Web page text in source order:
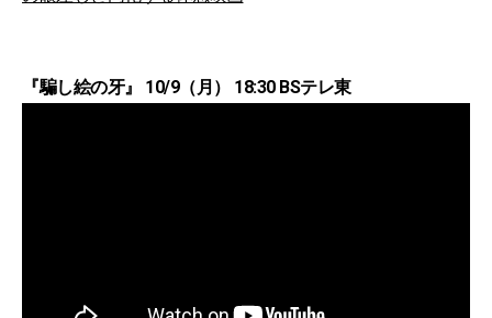
『騙し絵の牙』 10/9（月） 18:30 BSテレ東